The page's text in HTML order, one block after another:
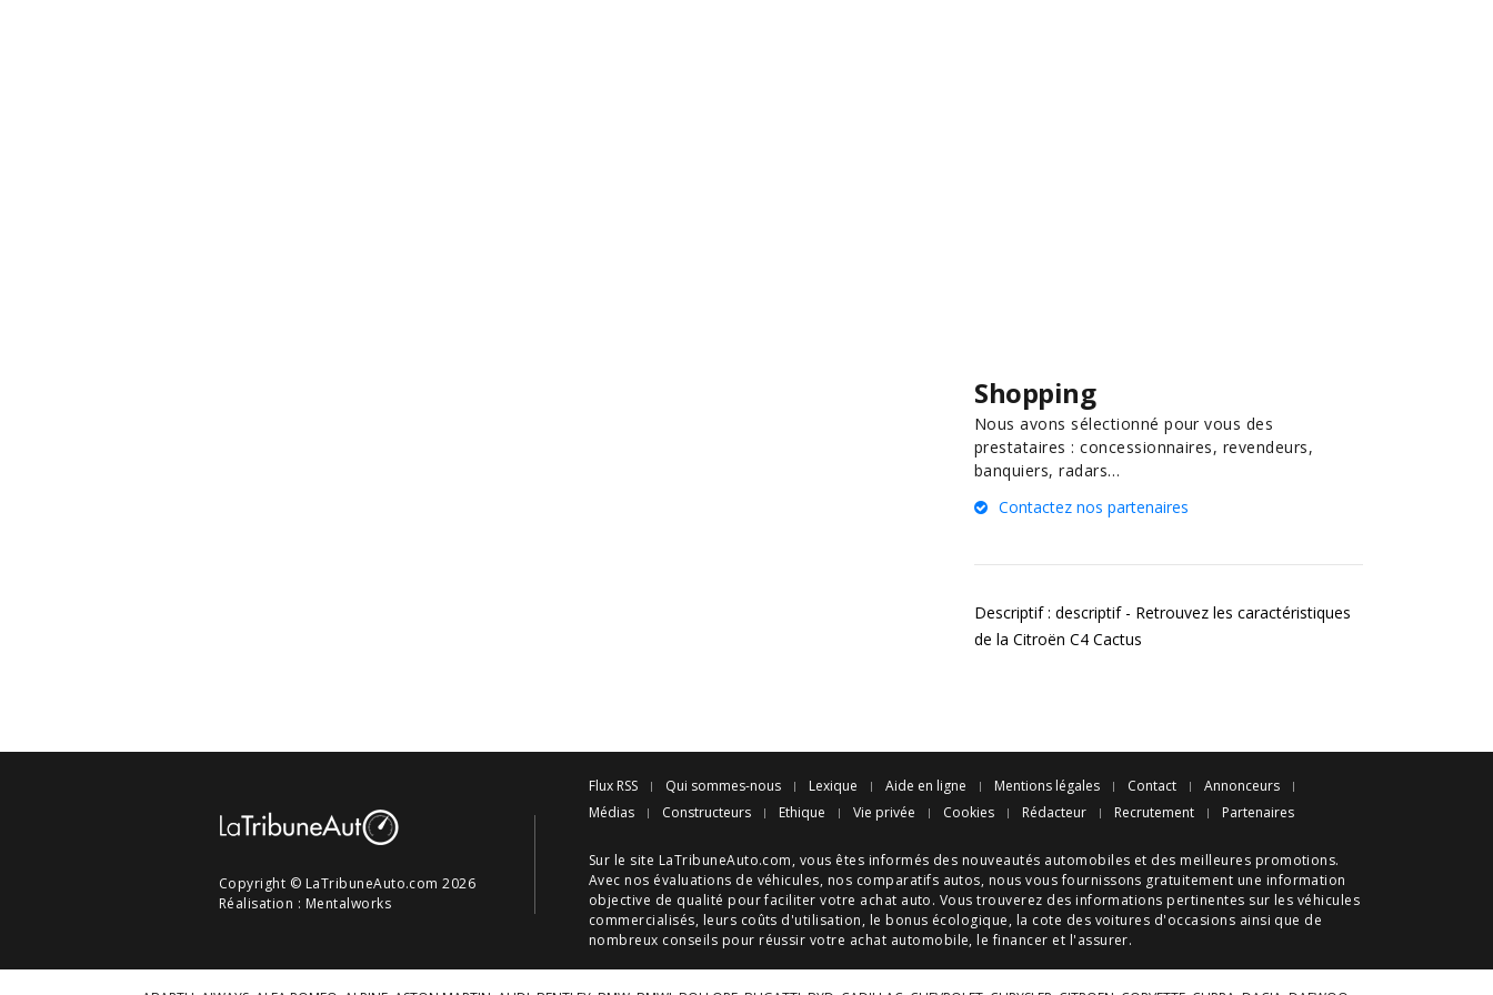
Shopping
Nous avons sélectionné pour vous des
prestataires : concessionnaires, revendeurs,
banquiers, radars…
Contactez nos partenaires
Descriptif : descriptif - Retrouvez les caractéristiques
de la Citroën C4 Cactus
Copyright © LaTribuneAuto.com 2026
Réalisation : Mentalworks
Flux RSS Qui sommes-nous Lexique Aide en ligne Mentions légales Contact
Annonceurs
Médias
Constructeurs Ethique Vie privée Cookies Rédacteur Recrutement Partenaires
Sur le site LaTribuneAuto.com, vous êtes informés des nouveautés automobiles et des meilleures promotions.
Avec nos évaluations de véhicules, nos comparatifs autos, nous vous fournissons gratuitement une information
objective de qualité pour faciliter votre achat auto. Vous trouverez des informations pertinentes sur les véhicules
commercialisés, leurs coûts d'utilisation, le bonus écologique, la cote des voitures d'occasions ainsi que de
nombreux conseils pour réussir votre achat automobile, le financer et l'assurer.